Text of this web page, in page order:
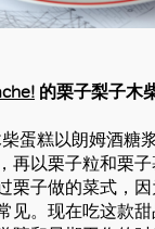
的栗子梨子木
蛋糕以朗姆酒糖
再以栗子粒和栗
栗子做的菜式，
见。现在吃这款